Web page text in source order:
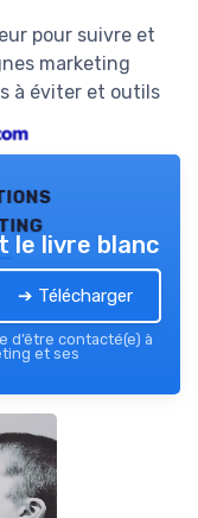
pour suivre et
marketing
à éviter et outils
le livre blanc
➔ Télécharger
d’être contacté(e) à
et ses